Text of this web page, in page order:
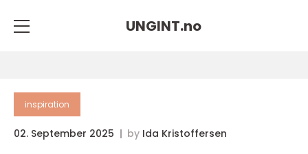
UNGINT.no
inspiration
02. September 2025 by Ida Kristoffersen